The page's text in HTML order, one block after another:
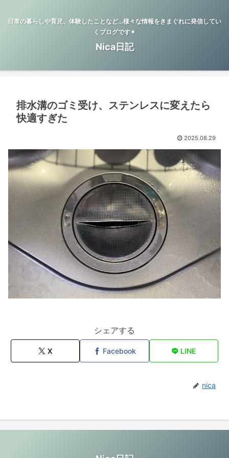
日常の暮らしや育児、体験したことなど…様々な情報をきまぐれに発信してい
くブログです✴︎
Nica日記
排水溝のゴミ受け、ステンレスに変えたら
快適すぎた
2025.08.29
シェアする
X Facebook LINE
nica